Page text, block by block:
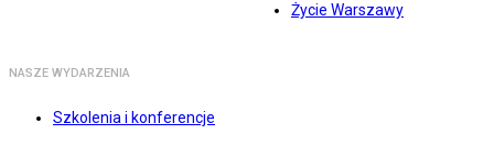
Życie Warszawy
NASZE WYDARZENIA
Szkolenia i konferencje